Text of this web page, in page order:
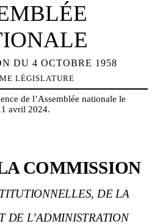
DU 4 OCTOBRE 1958
LÉGISLATURE
de l’Assemblée nationale le
avril 2024.
COMMISSION
DE LA
DE L’ADMINISTRATION